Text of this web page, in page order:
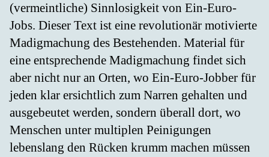
(vermeintliche) Sinnlosigkeit von Ein-Euro-
Jobs. Dieser Text ist eine revolutionär motivierte
Madigmachung des Bestehenden. Material für
eine entsprechende Madigmachung findet sich
aber nicht nur an Orten, wo Ein-Euro-Jobber für
jeden klar ersichtlich zum Narren gehalten und
ausgebeutet werden, sondern überall dort, wo
Menschen unter multiplen Peinigungen
lebenslang den Rücken krumm machen müssen